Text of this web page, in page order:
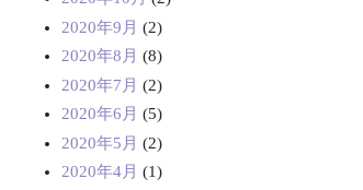
2020年9月 (2)
2020年8月 (8)
2020年7月 (2)
2020年6月 (5)
2020年5月 (2)
2020年4月 (1)